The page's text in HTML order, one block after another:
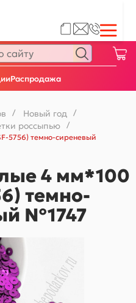
Распродажа
/ Новый год /
россыпью
/
5756) темно-сиреневый
4 мм*100
темно-
№1747